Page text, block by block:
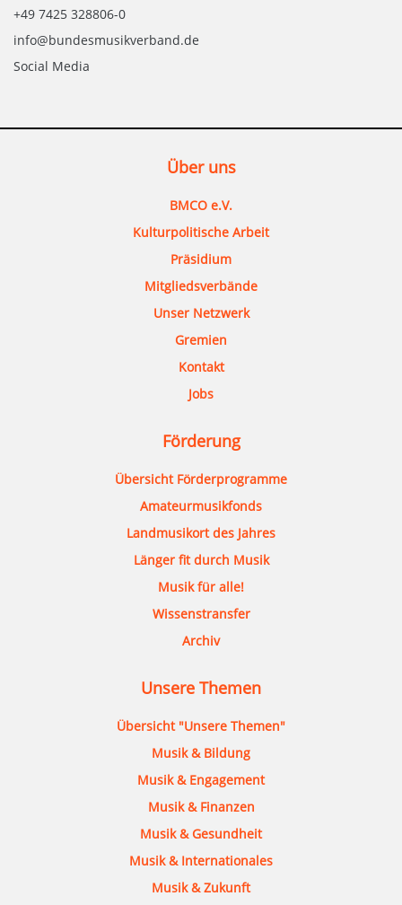
+49 7425 328806-0
info@bundesmusikverband.de
Social Media
Über uns
BMCO e.V.
Kulturpolitische Arbeit
Präsidium
Mitgliedsverbände
Unser Netzwerk
Gremien
Kontakt
Jobs
Förderung
Übersicht Förderprogramme
Amateurmusikfonds
Landmusikort des Jahres
Länger fit durch Musik
Musik für alle!
Wissenstransfer
Archiv
Unsere Themen
Übersicht "Unsere Themen"
Musik & Bildung
Musik & Engagement
Musik & Finanzen
Musik & Gesundheit
Musik & Internationales
Musik & Zukunft